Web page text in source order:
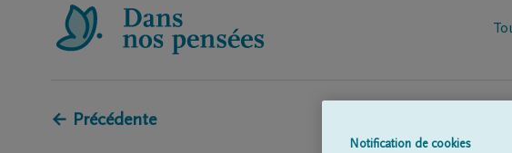
← Précédente
Notification de cookies